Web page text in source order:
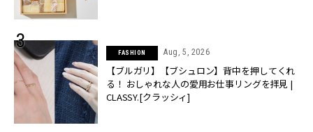
FASHION Aug, 5, 2026
【ブルガリ】【ブシュロン】背中を押してくれ
る！ おしゃれな人の愛用お仕事リングを拝見 |
CLASSY.[クラッシィ]